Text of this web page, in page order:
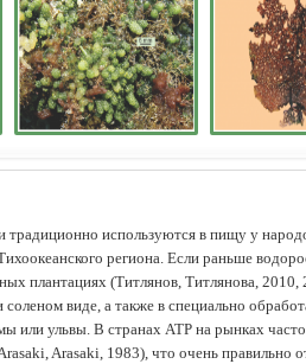
традиционно используются в пищу у
региона. Если раньше
плантациях (Tитлянов, Титлянова,
виде, а также в специально
или ульвы. В странах АТР на рынках
Arasaki, 1983), что очень правильно